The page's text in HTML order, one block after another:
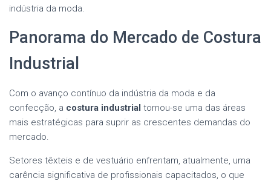
indústria da moda.
Panorama do Mercado de Costura
Industrial
Com o avanço contínuo da indústria da moda e da
confecção, a costura industrial tornou-se uma das áreas
mais estratégicas para suprir as crescentes demandas do
mercado.
Setores têxteis e de vestuário enfrentam, atualmente, uma
carência significativa de profissionais capacitados, o que